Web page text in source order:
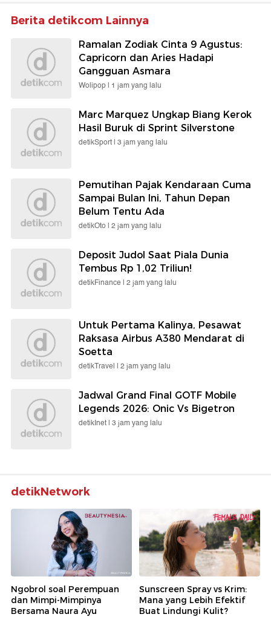
Berita detikcom Lainnya
Ramalan Zodiak Cinta 9 Agustus:
Capricorn dan Aries Hadapi
Gangguan Asmara
Wolipop | 1 jam yang lalu
Marc Marquez Ungkap Biang Kerok
Hasil Buruk di Sprint Silverstone
detikSport | 3 jam yang lalu
Pemutihan Pajak Kendaraan Cuma
Sampai Bulan Ini, Tahun Depan
Belum Tentu Ada
detikOto | 2 jam yang lalu
Deposit Judol Saat Piala Dunia
Tembus Rp 1,02 Triliun!
detikFinance | 2 jam yang lalu
Untuk Pertama Kalinya, Pesawat
Raksasa Airbus A380 Mendarat di
Soetta
detikTravel | 2 jam yang lalu
Jadwal Grand Final GOTF Mobile
Legends 2026: Onic Vs Bigetron
detikInet | 3 jam yang lalu
detikNetwork
Ngobrol soal Perempuan
dan Mimpi-Mimpinya
Bersama Naura Ayu
Sunscreen Spray vs Krim:
Mana yang Lebih Efektif
Buat Lindungi Kulit?